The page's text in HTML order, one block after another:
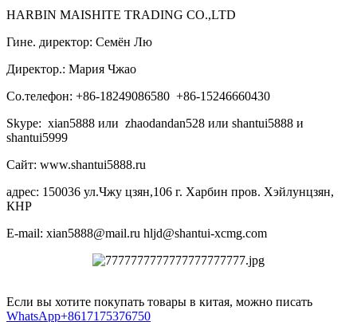
HARBIN MAISHITE TRADING CO.,LTD
Гине. директор: Семён Лю
Директор.: Мария Чжао
Со.телефон: +86-18249086580 +86-15246660430
Skype: xian5888 или zhaodandan528 или shantui5888 и
shantui5999
Сайт: www.shantui5888.ru
адрес: 150036 ул.Чжу цзян,106 г. Харбин пров. Хэйлунцзян,
КНР
E-mail: xian5888@mail.ru hljd@shantui-xcmg.com
Если вы хотите покупать товары в китая, можно писать
WhatsApp+8617175376750